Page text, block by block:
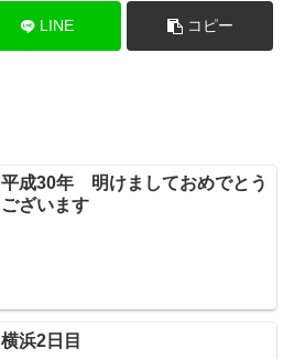
LINE コピー
平成30年 明けましておめでとう
ございます
横浜2日目